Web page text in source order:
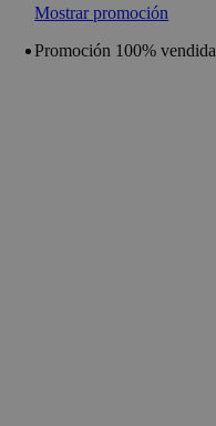
Mostrar promoción
Promoción 100% vendida